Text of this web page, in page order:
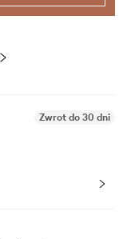
Zwrot do 30 dni